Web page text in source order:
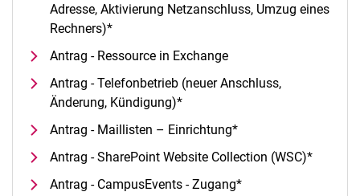
Adresse, Aktivierung Netzanschluss, Umzug eines
Rechners)*
Antrag - Ressource in Exchange
Antrag - Telefonbetrieb (neuer Anschluss,
Änderung, Kündigung)*
Antrag - Maillisten – Einrichtung*
Antrag - SharePoint Website Collection (WSC)*
Antrag - CampusEvents - Zugang*